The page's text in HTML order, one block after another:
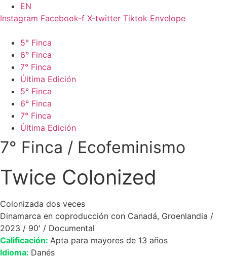
al
EN
Instagram Facebook-f X-twitter Tiktok Envelope
5° Finca
6° Finca
7° Finca
Última Edición
5° Finca
6° Finca
7° Finca
Última Edición
7° Finca / Ecofeminismo
Twice Colonized
Colonizada dos veces
Dinamarca en coproducción con Canadá, Groenlandia /
2023 / 90′ / Documental
Calificación: Apta para mayores de 13 años
Idioma: Danés